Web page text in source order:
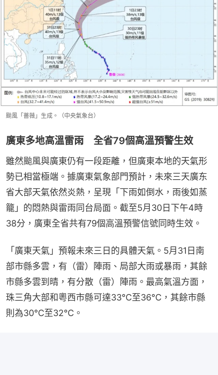
颱風「薔薇」生成。（中央氣象台）
廣東多地高溫雷雨 全省79個高溫預警生效
雖然颱風與廣東仍有一段距離，但廣東本地的天氣形
勢已相當極端。據廣東氣象部門預計，未來三天廣东
省大部天氣依然炎熱，呈現「下雨如倒水，雨後如蒸
籠」的悶熱與雷雨同台局面。截至5月30日下午4時
38分，廣東全省共有79個高溫預警信號同時生效。
「廣東天氣」預報未來三日的具體天氣。5月31日南
部市縣多雲，有（雷）陣雨、局部大雨或暴雨，其餘
市縣多雲到晴，有分散（雷）陣雨。最高氣溫方面，
珠三角大部和粵西市縣可達33℃至36℃，其餘市縣
則為30℃至32℃。